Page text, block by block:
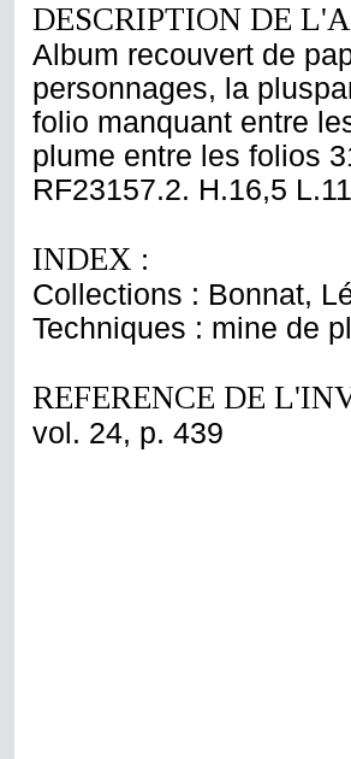
DESCRIPTION DE
Album recouvert de
personnages, la
folio manquant entre
plume entre les folios
RF23157.2. H.16,5
INDEX :
Collections : Bonnat,
Techniques : mine de
REFERENCE DE
vol. 24, p. 439